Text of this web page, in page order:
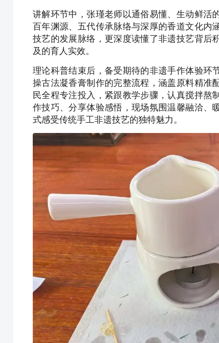
讲解环节中，张瑾老师以通俗易懂、生动鲜活
百年渊源、五代传承脉络与深厚的香道文化内
技艺的发展脉络，更深度读懂了非遗技艺背后
及的育人实效。
理论科普结束后，备受期待的非遗手作体验环
操古法凝香膏制作的完整流程，涵盖原料精准
民全程专注投入，紧跟教学步骤，认真搅拌熬
作技巧、分享体验感悟，现场氛围温馨融洽、
式感受传统手工非遗技艺的独特魅力。